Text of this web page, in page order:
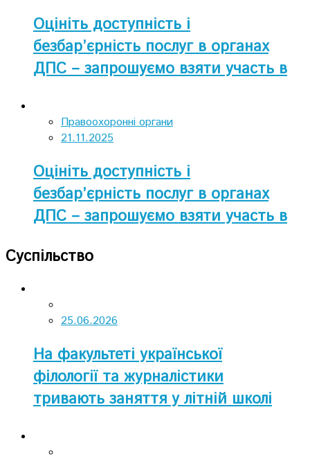
Оцініть доступність і
безбар’єрність послуг в органах
ДПС – запрошуємо взяти участь в
Правоохоронні органи
21.11.2025
Оцініть доступність і
безбар’єрність послуг в органах
ДПС – запрошуємо взяти участь в
Суспільство
25.06.2026
На факультеті української
філології та журналістики
тривають заняття у літній школі